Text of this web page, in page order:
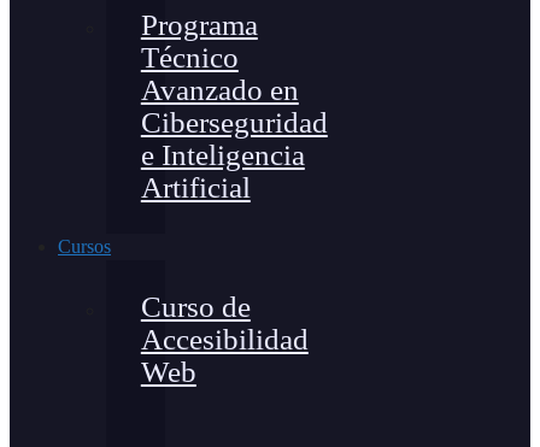
Programa
Técnico
Avanzado en
Ciberseguridad
e Inteligencia
Artificial
Cursos
Curso de
Accesibilidad
Web